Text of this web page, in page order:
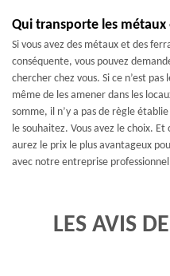
Qui transporte les métaux
Si vous avez des métaux et des
conséquente, vous pouvez
chercher chez vous. Si ce n’est
même de les amener dans les
somme, il n’y a pas de règle
le souhaitez. Vous avez le choix. Et
aurez le prix le plus avantageux
avec notre entreprise
LES AVIS